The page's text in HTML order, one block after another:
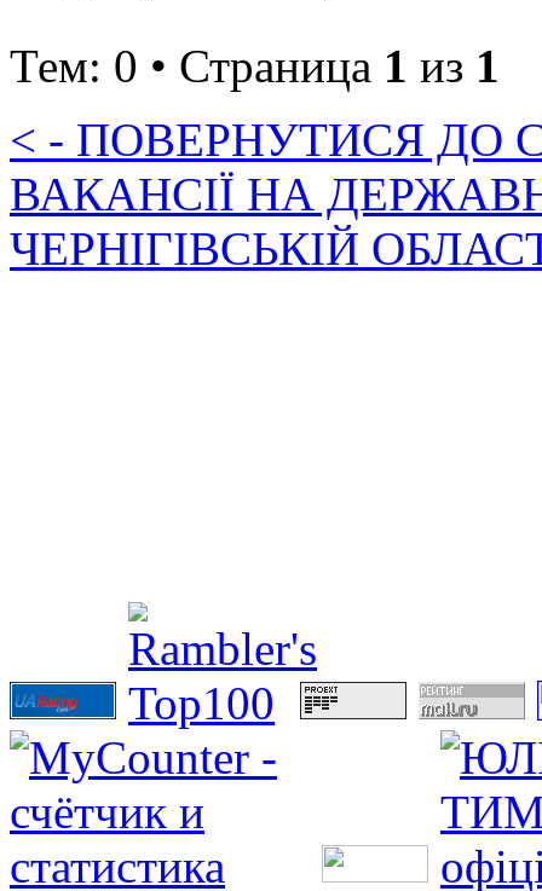
Тем: 0 • Страница 1 из 1
< - ПОВЕРНУТИСЯ ДО
ВАКАНСІЇ НА
ЧЕРНІГІВСЬКІЙ